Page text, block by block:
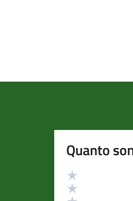
Quanto
Valutazione